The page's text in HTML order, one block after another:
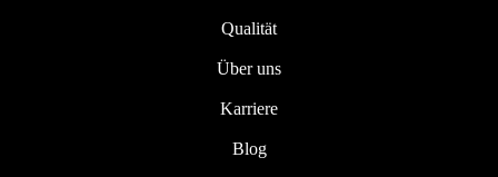
Qualität
Über uns
Karriere
Blog